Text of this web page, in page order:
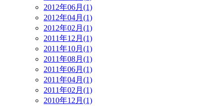
2012年06月(1)
2012年04月(1)
2012年02月(1)
2011年12月(1)
2011年10月(1)
2011年08月(1)
2011年06月(1)
2011年04月(1)
2011年02月(1)
2010年12月(1)